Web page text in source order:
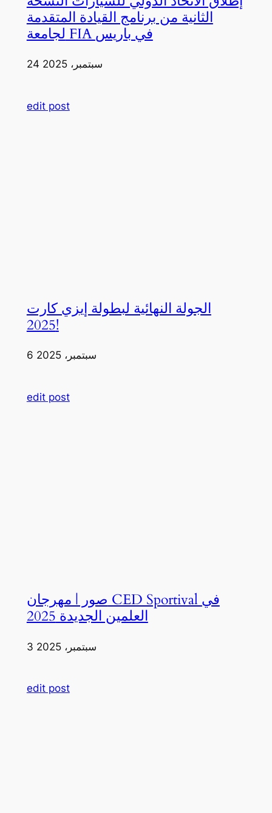
الثانية من برنامج القيادة المتقدمة
لجامعة FIA في باريس
24 سبتمبر، 2025
edit post
الجولة النهائية لبطولة إيزي كارت
2025!
6 سبتمبر، 2025
edit post
صور | مهرجان CED Sportival في
العلمين الجديدة 2025
3 سبتمبر، 2025
edit post